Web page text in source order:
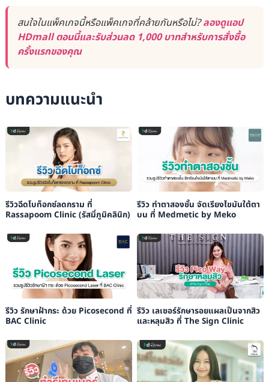
สนใจในแพ็คเกจนี้หรือแพ็คเกจที่คล้ายกันหรือไม่?ลองดูแอป
HDmall ตอนนี้และรับส่วนลด 1,000 บาทสำหรับการสั่งซื้อ
ครั้งแรกของคุณ
บทความแนะนำ
รีวิวฉีดโบท็อกซ์ลดกราม ที่
Rassapoom Clinic (รัสมิ์ภูมิคลินิก)
รีวิว ทำตาสองชั้น จัดเรียงไขมันใต้ตา
บน ที่ Medmetic by Meko
รีวิว รักษาฝ้ากระ ด้วย Picosecond ที่
BAC Clinic
รีวิว เลเซอร์รักษารอยแผลเป็นจากสิว
และหลุมสิว ที่ The Sign Clinic